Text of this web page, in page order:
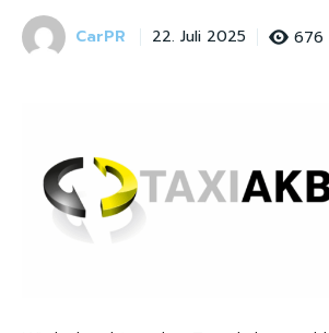
CarPR 22. Juli 2025 676